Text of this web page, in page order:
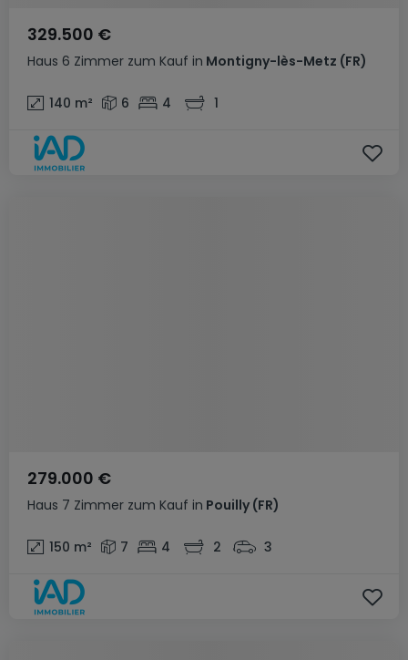
Haus 6 Zimmer zum Kauf in Montigny-lès-Metz (FR)
329.500 €
140 m² 6 4 1
Haus 7 Zimmer zum Kauf in Pouilly (FR)
279.000 €
150 m² 7 4 2 3